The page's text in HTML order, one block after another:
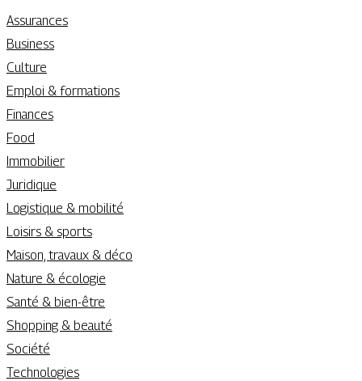
Assurances
Business
Culture
Emploi & formations
Finances
Food
Immobilier
Juridique
Logistique & mobilité
Loisirs & sports
Maison, travaux & déco
Nature & écologie
Santé & bien-être
Shopping & beauté
Société
Technologies